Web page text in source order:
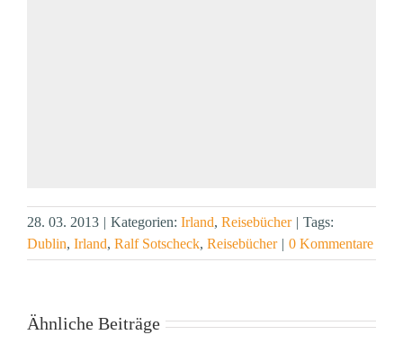
28. 03. 2013 | Kategorien: Irland, Reisebücher | Tags:
Dublin, Irland, Ralf Sotscheck, Reisebücher | 0 Kommentare
Ähnliche Beiträge